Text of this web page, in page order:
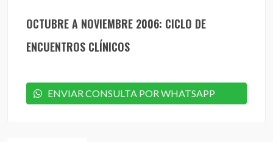
OCTUBRE A NOVIEMBRE 2006: CICLO DE
ENCUENTROS CLÍNICOS
ENVIAR CONSULTA POR WHATSAPP